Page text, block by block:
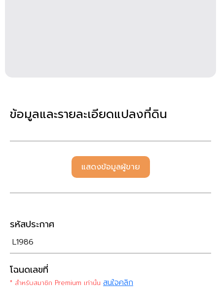
ข้อมูลและรายละเอียดแปลงที่ดิน
แสดงข้อมูลผู้ขาย
รหัสประกาศ
L1986
โฉนดเลขที่
* สำหรับสมาชิก Premium เท่านั้น สนใจคลิก